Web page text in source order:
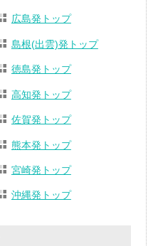
広島発トップ
島根(出雲)発トップ
徳島発トップ
高知発トップ
佐賀発トップ
熊本発トップ
宮崎発トップ
沖縄発トップ